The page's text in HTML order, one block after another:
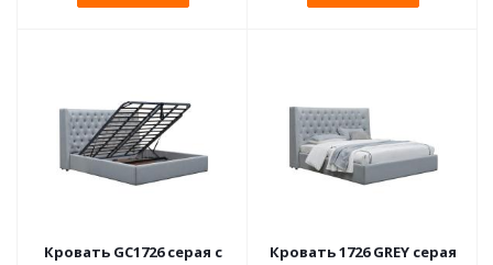
Кровать GC1726 серая с
Кровать 1726 GREY серая